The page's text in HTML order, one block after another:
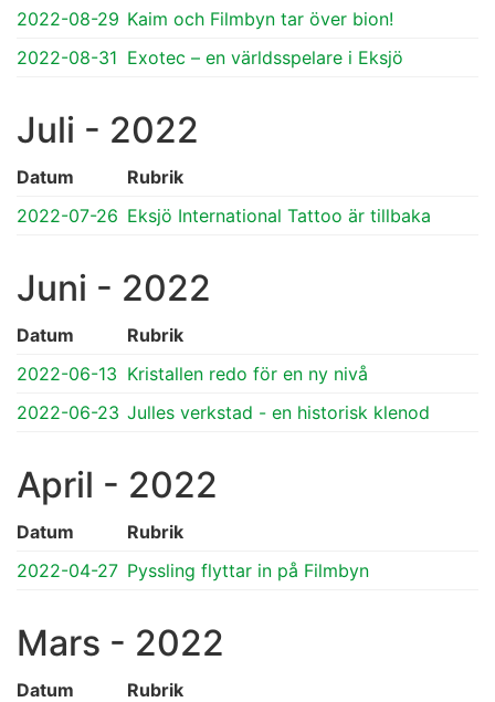
2022-08-29 Kaim och Filmbyn tar över bion!
2022-08-31 Exotec – en världsspelare i Eksjö
Juli - 2022
Datum
Rubrik
2022-07-26 Eksjö International Tattoo är tillbaka
Juni - 2022
Datum
Rubrik
2022-06-13 Kristallen redo för en ny nivå
2022-06-23 Julles verkstad - en historisk klenod
April - 2022
Datum
Rubrik
2022-04-27 Pyssling flyttar in på Filmbyn
Mars - 2022
Datum
Rubrik